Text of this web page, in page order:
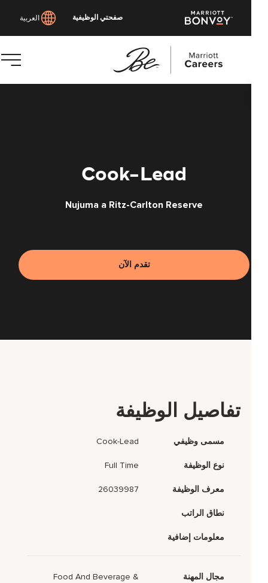
صفحتي الوظيفية العربية
Cook-Lead
Nujuma a Ritz-Carlton Reserve
تقدم الآن
تفاصيل الوظيفة
مسمى وظيفي Cook-Lead
نوع الوظيفة Full Time
معرف الوظيفة 26039987
نطاق الراتب
معلومات إضافية
مجال المهنة
Food And Beverage &